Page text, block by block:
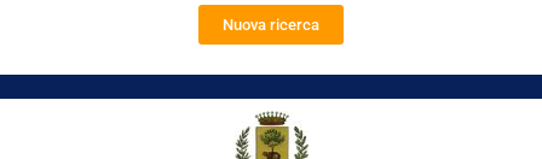
Nuova ricerca